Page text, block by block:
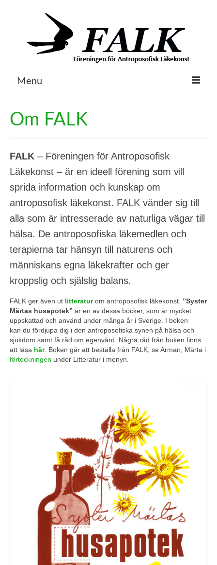
Menu
Egenvård & Läkeväxter
Litteratur
Aktuellt
Kontakt / Länkar
Om FALK
FALK – Föreningen för Antroposofisk
Läkekonst – är en ideell förening som vill
sprida information och kunskap om
antroposofisk läkekonst. FALK vänder sig till
alla som är intresserade av naturliga vägar till
hälsa. De antroposofiska läkemedlen och
terapierna tar hänsyn till naturens och
människans egna läkekrafter och ger
kroppslig och själslig balans.
FALK ger även ut litteraturom antroposofisk läkekonst. ”Syster
Märtas husapotek” är en av dessa böcker, som är mycket
uppskattad och använd under många år i Sverige. I boken
kan du fördjupa dig i den antroposofiska synen på hälsa och
sjukdom samt få råd om egenvård. Några råd från boken finns
att läsa här. Boken går att beställa från FALK, se Arman, Märta i
förteckningen under Litteratur i menyn.